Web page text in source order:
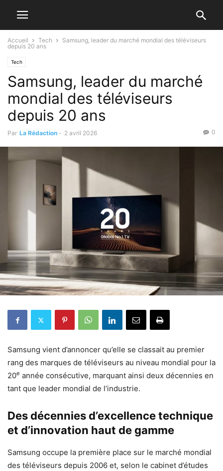
Accueil Tech
Samsung, leader du marché mondial des téléviseurs
depuis 20 ans
Tech
Samsung, leader du marché
mondial des téléviseurs
depuis 20 ans
Par La Rédaction - 2 avril 2026 0
Samsung vient d’annoncer qu’elle se classait au premier
rang des marques de téléviseurs au niveau mondial pour la
20e année consécutive, marquant ainsi deux décennies en
tant que leader mondial de l’industrie.
Des décennies d’excellence technique
et d’innovation haut de gamme
Samsung occupe la première place sur le marché mondial
des téléviseurs depuis 2006 et, selon le cabinet d’études